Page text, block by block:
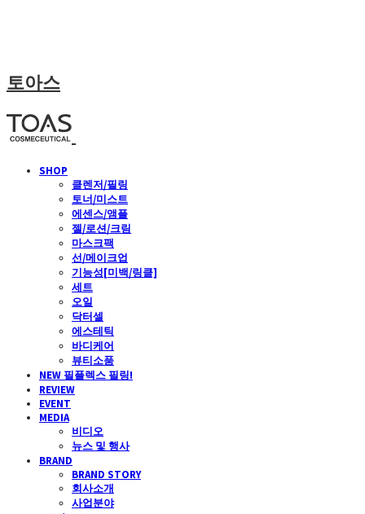
토아스
SHOP
클렌저/필링
토너/미스트
에센스/앰플
젤/로션/크림
마스크팩
선/메이크업
기능성[미백/링클]
세트
오일
닥터셀
에스테틱
바디케어
뷰티소품
NEW 필플렉스 필링!
REVIEW
EVENT
MEDIA
비디오
뉴스 및 행사
BRAND
BRAND STORY
회사소개
사업분야